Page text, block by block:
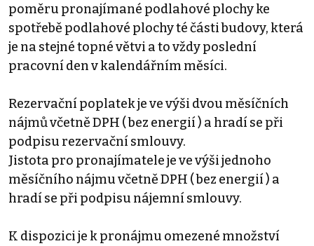
poměru pronajímané podlahové plochy ke
spotřebě podlahové plochy té části budovy, která
je na stejné topné větvi a to vždy poslední
pracovní den v kalendářním měsíci.
Rezervační poplatek je ve výši dvou měsíčních
nájmů včetně DPH ( bez energií ) a hradí se při
podpisu rezervační smlouvy.
Jistota pro pronajímatele je ve výši jednoho
měsíčního nájmu včetně DPH ( bez energií ) a
hradí se při podpisu nájemní smlouvy.
K dispozici je k pronájmu omezené množství